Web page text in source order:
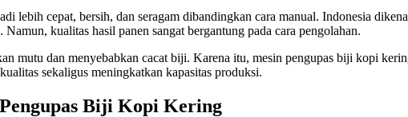
lebih cepat, bersih, dan seragam dibandingkan cara manual. Indonesia
kualitas hasil panen sangat bergantung pada cara pengolahan.
mutu dan menyebabkan cacat biji. Karena itu, mesin pengupas biji kopi
sekaligus meningkatkan kapasitas produksi.
Biji Kopi Kering